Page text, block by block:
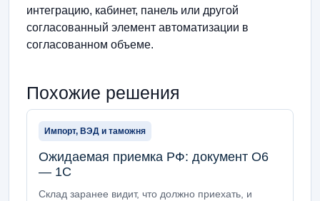
интеграцию, кабинет, панель или другой
согласованный элемент автоматизации в
согласованном объеме.
Похожие решения
Импорт, ВЭД и таможня
Ожидаемая приемка РФ: документ О6
— 1С
Склад заранее видит, что должно приехать, и